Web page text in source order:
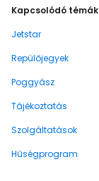
Kapcsolódó témák
Jetstar
Repülőjegyek
Poggyász
Tájékoztatás
Szolgáltatások
Hűségprogram